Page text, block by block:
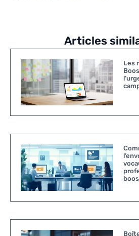
Articles
Les